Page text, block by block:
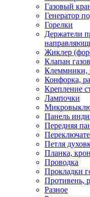
Газовый
Генератор
Горелки
Держатели
Жиклер
Клапан
Конфорка,
Крепление
Лампочки
Панель
Передняя
Петля
Планка,
Проводка
Прокладки
Противень,
Разное